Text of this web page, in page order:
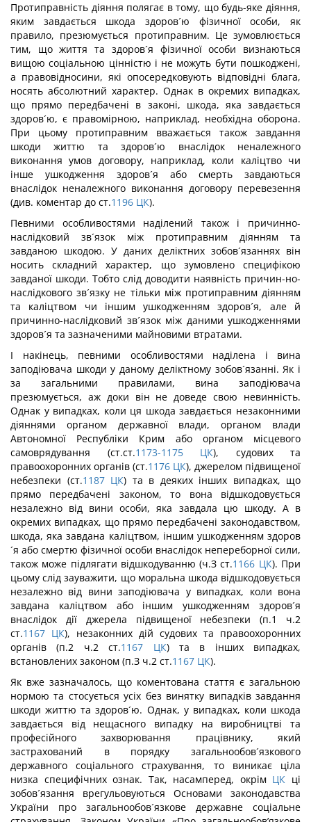
Протиправність діяння полягає в тому, що будь-яке діяння,
яким завдається шкода здоров´ю фізичної особи, як
правило, презюмується протиправним. Це зумовлюється
тим, що життя та здоров´я фізичної особи визнаються
вищою соціальною цінністю і не можуть бути пошкоджені,
а правовідносини, які опосередковують відповідні блага,
носять абсолютний характер. Однак в окремих випадках,
що прямо передбачені в законі, шкода, яка завдається
здоров´ю, є правомірною, наприклад, необхідна оборона.
При цьому протиправним вважається також завдання
шкоди життю та здоров´ю внаслідок неналежного
виконання умов договору, наприклад, коли каліцтво чи
інше ушкодження здоров´я або смерть завдаються
внаслідок неналежного виконання договору перевезення
(див. коментар до ст.1196 ЦК).
Певними особливостями наділений також і причинно-
наслідковий зв´язок між протиправним діянням та
завданою шкодою. У даних деліктних зобов´язаннях він
носить складний характер, що зумовлено специфікою
завданої шкоди. Тобто слід доводити наявність причин-но-
наслідкового зв´язку не тільки між протиправним діянням
та каліцтвом чи іншим ушкодженням здоров´я, але й
причинно-наслідковий зв´язок між даними ушкодженнями
здоров´я та зазначеними майновими втратами.
І накінець, певними особливостями наділена і вина
заподіювача шкоди у даному деліктному зобов´язанні. Як і
за загальними правилами, вина заподіювача
презюмується, аж доки він не доведе свою невинність.
Однак у випадках, коли ця шкода завдається незаконними
діяннями органом державної влади, органом влади
Автономної Республіки Крим або органом місцевого
самоврядування (ст.ст.1173-1175 ЦК), судових та
правоохоронних органів (ст.1176 ЦК), джерелом підвищеної
небезпеки (ст.1187 ЦК) та в деяких інших випадках, що
прямо передбачені законом, то вона відшкодовується
незалежно від вини особи, яка завдала цю шкоду. А в
окремих випадках, що прямо передбачені законодавством,
шкода, яка завдана каліцтвом, іншим ушкодженням здоров
´я або смертю фізичної особи внаслідок непереборної сили,
також може підлягати відшкодуванню (ч.З ст.1166 ЦК). При
цьому слід зауважити, що моральна шкода відшкодовується
незалежно від вини заподіювача у випадках, коли вона
завдана каліцтвом або іншим ушкодженням здоров´я
внаслідок дії джерела підвищеної небезпеки (п.1 ч.2
ст.1167 ЦК), незаконних дій судових та правоохоронних
органів (п.2 ч.2 ст.1167 ЦК) та в інших випадках,
встановлених законом (п.З ч.2 ст.1167 ЦК).
Як вже зазначалось, що коментована стаття є загальною
нормою та стосується усіх без винятку випадків завдання
шкоди життю та здоров´ю. Однак, у випадках, коли шкода
завдається від нещасного випадку на виробництві та
професійного захворювання працівнику, який
застрахований в порядку загальнообов´язкового
державного соціального страхування, то виникає ціла
низка специфічних ознак. Так, насамперед, окрім ЦК ці
зобов´язання врегульовуються Основами законодавства
України про загальнообов´язкове державне соціальне